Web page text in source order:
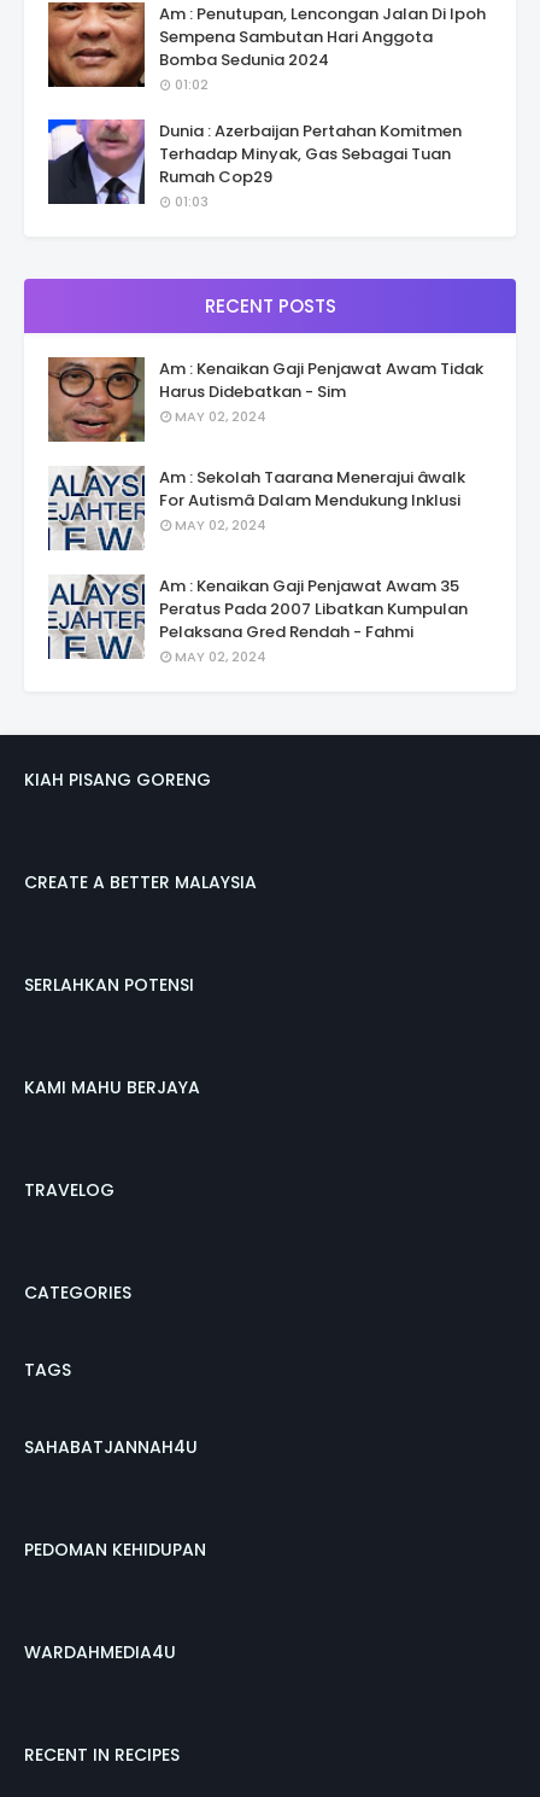
Am : Penutupan, Lencongan Jalan Di Ipoh
Sempena Sambutan Hari Anggota
Bomba Sedunia 2024
01:02
Dunia : Azerbaijan Pertahan Komitmen
Terhadap Minyak, Gas Sebagai Tuan
Rumah Cop29
01:03
RECENT POSTS
Am : Kenaikan Gaji Penjawat Awam Tidak
Harus Didebatkan - Sim
MAY 02, 2024
Am : Sekolah Taarana Menerajui âwalk
For Autismâ Dalam Mendukung Inklusi
MAY 02, 2024
Am : Kenaikan Gaji Penjawat Awam 35
Peratus Pada 2007 Libatkan Kumpulan
Pelaksana Gred Rendah - Fahmi
MAY 02, 2024
KIAH PISANG GORENG
CREATE A BETTER MALAYSIA
SERLAHKAN POTENSI
KAMI MAHU BERJAYA
TRAVELOG
CATEGORIES
TAGS
SAHABATJANNAH4U
PEDOMAN KEHIDUPAN
WARDAHMEDIA4U
RECENT IN RECIPES